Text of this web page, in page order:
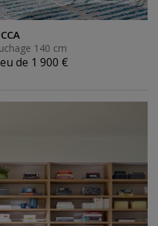
140 cm
de 1 900 €